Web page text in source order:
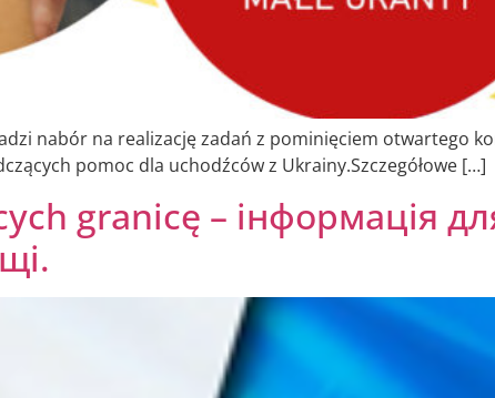
nabór na realizację zadań z pominięciem otwartego
pomoc dla uchodźców z Ukrainy.Szczegółowe […]
granicę – інформація